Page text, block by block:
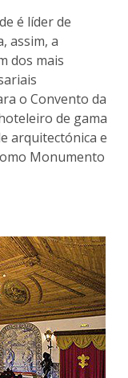
é líder de
assim, a
dos mais
o Convento da
de gama
arquitectónica e
Monumento